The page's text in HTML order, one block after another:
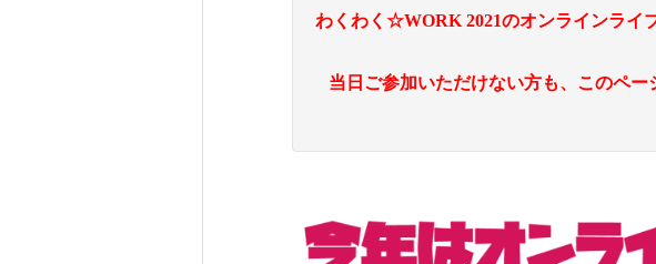
わくわく☆WORK 2021のオンラインライ
当日ご参加いただけない方も、このペー